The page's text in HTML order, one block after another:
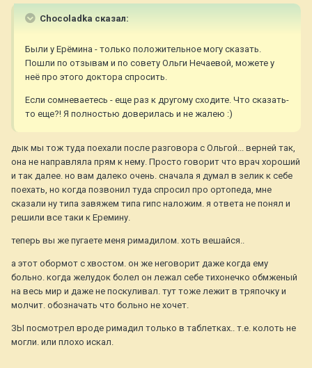
Chocoladka сказал:
Были у Ерёмина - только положительное могу сказать.
Пошли по отзывам и по совету Ольги Нечаевой, можете у
неё про этого доктора спросить.
Если сомневаетесь - еще раз к другому сходите. Что сказать-
то еще?! Я полностью доверилась и не жалею :)
дык мы тож туда поехали после разговора с Ольгой... верней так,
она не направляла прям к нему. Просто говорит что врач хороший
и так далее. но вам далеко очень. сначала я думал в зелик к себе
поехать, но когда позвонил туда спросил про ортопеда, мне
сказали ну типа завяжем типа гипс наложим. я ответа не понял и
решили все таки к Еремину.
теперь вы же пугаете меня римадилом. хоть вешайся..
а этот обормот с хвостом. он же неговорит даже когда ему
больно. когда желудок болел он лежал себе тихонечко обмженый
на весь мир и даже не поскуливал. тут тоже лежит в тряпочку и
молчит. обозначать что больно не хочет.
ЗЫ посмотрел вроде римадил только в таблетках.. т.е. колоть не
могли. или плохо искал.